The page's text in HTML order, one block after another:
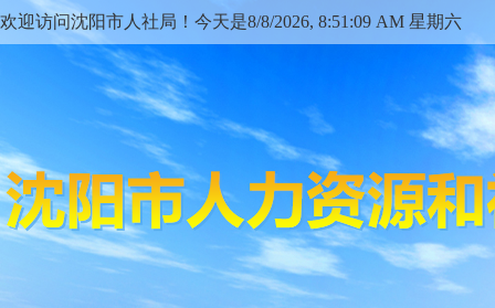
欢迎访问沈阳市人社局！今天是8/8/2026, 8:51:09 AM 星期六